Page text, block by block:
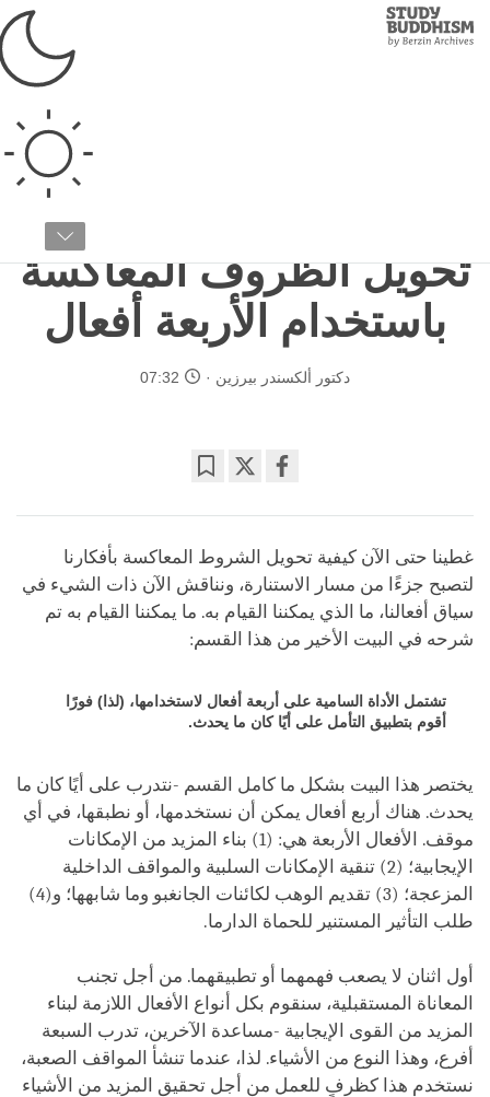
Study
Buddhism
شرح تفصيلي لنص "النقاط السبع لتدريب الذهن" للدكتور
تحويل الظروف المعاكسة
باستخدام الأربعة أفعال
دكتور ألكسندر بيرزين 07:32
on
facebook
غطينا حتى الآن كيفية تحويل الشروط المعاكسة بأفكارنا
لتصبح جزءًا من مسار الاستنارة، ونناقش الآن ذات الشيء في
سياق أفعالنا، ما الذي يمكننا القيام به. ما يمكننا القيام به تم
شرحه في البيت الأخير من هذا القسم:
تشتمل الأداة السامية على أربعة أفعال لاستخدامها، (لذا) فورًا
أقوم بتطبيق التأمل على أيًا كان ما يحدث.
يختصر هذا البيت بشكل ما كامل القسم -نتدرب على أيًا كان ما
يحدث. هناك أربع أفعال يمكن أن نستخدمها، أو نطبقها، في أي
موقف. الأفعال الأربعة هي: (1) بناء المزيد من الإمكانات
الإيجابية؛ (2) تنقية الإمكانات السلبية والمواقف الداخلية
المزعجة؛ (3) تقديم الوهب لكائنات الجانغبو وما شابهها؛ و(4)
طلب التأثير المستنير للحماة الدارما.
أول اثنان لا يصعب فهمهما أو تطبيقهما. من أجل تجنب
المعاناة المستقبلية، سنقوم بكل أنواع الأفعال اللازمة لبناء
المزيد من القوى الإيجابية -مساعدة الآخرين، تدرب السبعة
أفرع، وهذا النوع من الأشياء. لذا، عندما تنشأ المواقف الصعبة،
نستخدم هذا كظرفٍ للعمل من أجل تحقيق المزيد من الأشياء